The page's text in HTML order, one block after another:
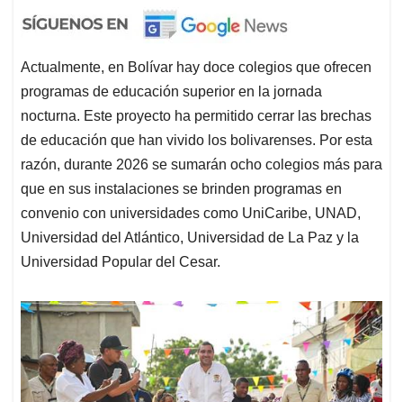
Actualmente, en Bolívar hay doce colegios que ofrecen
programas de educación superior en la jornada
nocturna. Este proyecto ha permitido cerrar las brechas
de educación que han vivido los bolivarenses. Por esta
razón, durante 2026 se sumarán ocho colegios más para
que en sus instalaciones se brinden programas en
convenio con universidades como UniCaribe, UNAD,
Universidad del Atlántico, Universidad de La Paz y la
Universidad Popular del Cesar.